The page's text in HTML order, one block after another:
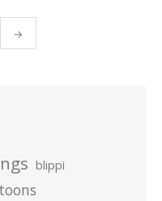
→
blippi